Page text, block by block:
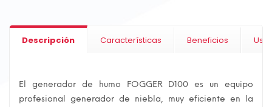
Descripción Características Beneficios Uso
El generador de humo FOGGER D100 es un equipo
profesional generador de niebla, muy eficiente en la